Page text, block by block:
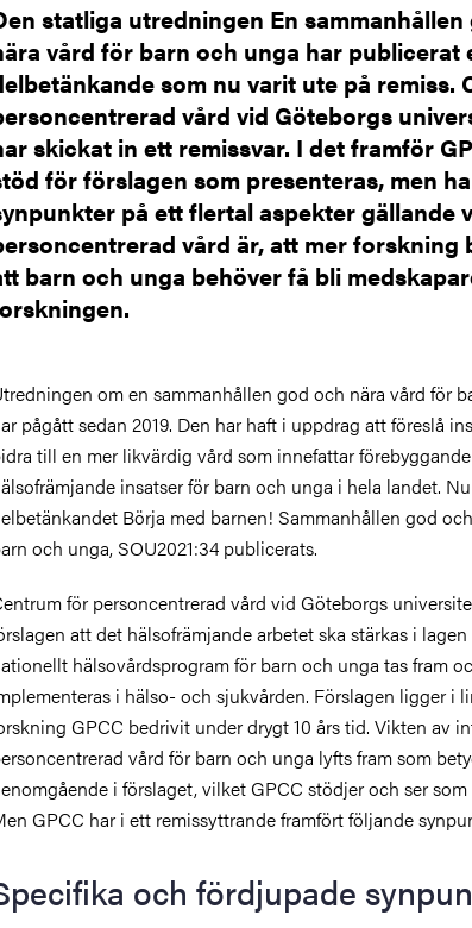
statliga utredningen En
vård för barn och unga har publicerat
som nu varit ute på remiss.
vård vid Göteborgs
skickat in ett remissvar. I det framför
för förslagen som presenteras, men
på ett flertal aspekter gällande
vård är, att mer forskning
barn och unga behöver få bli
om en sammanhållen god och nära vård för
pågått sedan 2019. Den har haft i uppdrag att föreslå
till en mer likvärdig vård som innefattar
insatser för barn och unga i hela landet.
Börja med barnen! Sammanhållen god
och unga, SOU2021:34 publicerats.
för personcentrerad vård vid Göteborgs
att det hälsofrämjande arbetet ska stärkas i
hälsovårdsprogram för barn och unga tas fram
i hälso- och sjukvården. Förslagen ligger i
GPCC bedrivit under drygt 10 års tid. Vikten av
vård för barn och unga lyfts fram som
i förslaget, vilket GPCC stödjer och ser
GPCC har i ett remissyttrande framfört följande
och fördjupade